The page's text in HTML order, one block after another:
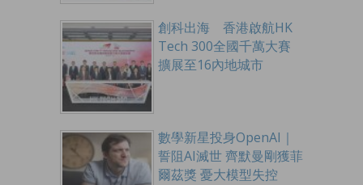
創科出海 香港啟航HK
Tech 300全國千萬大賽
擴展至16內地城市
數學新星投身OpenAI｜
誓阻AI滅世 齊默曼剛獲菲
爾茲獎 憂大模型失控